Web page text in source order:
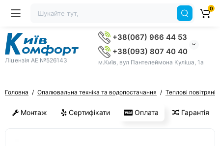
Ліцензія AE №526143
+38(067) 966 44 53
+38(093) 807 40 40
м.Київ, вул Пантелеймона Куліша, 1а
0
Головна Опалювальна техніка та водопостачання Теплові повітряні
Монтаж Сертифікати Оплата Гарантія